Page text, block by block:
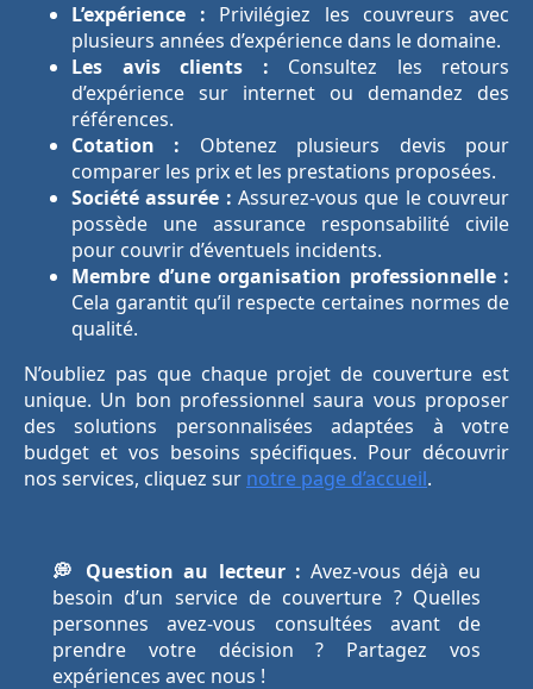
L’expérience : Privilégiez les couvreurs avec
plusieurs années d’expérience dans le domaine.
Les avis clients : Consultez les retours
d’expérience sur internet ou demandez des
références.
Cotation : Obtenez plusieurs devis pour
comparer les prix et les prestations proposées.
Société assurée : Assurez-vous que le couvreur
possède une assurance responsabilité civile
pour couvrir d’éventuels incidents.
Membre d’une organisation professionnelle :
Cela garantit qu’il respecte certaines normes de
qualité.
N’oubliez pas que chaque projet de couverture est
unique. Un bon professionnel saura vous proposer
des solutions personnalisées adaptées à votre
budget et vos besoins spécifiques. Pour découvrir
nos services, cliquez sur notre page d’accueil.
💭 Question au lecteur : Avez-vous déjà eu
besoin d’un service de couverture ? Quelles
personnes avez-vous consultées avant de
prendre votre décision ? Partagez vos
expériences avec nous !